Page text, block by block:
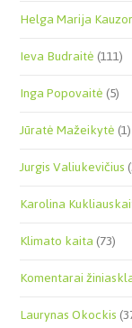
Helga Marija
Ieva Budraitė(111)
Inga Popovaitė(5)
Jūratė Mažeikytė(1)
Jurgis Valiukevičius
Karolina
Klimato kaita(73)
Komentarai
Laurynas Okockis